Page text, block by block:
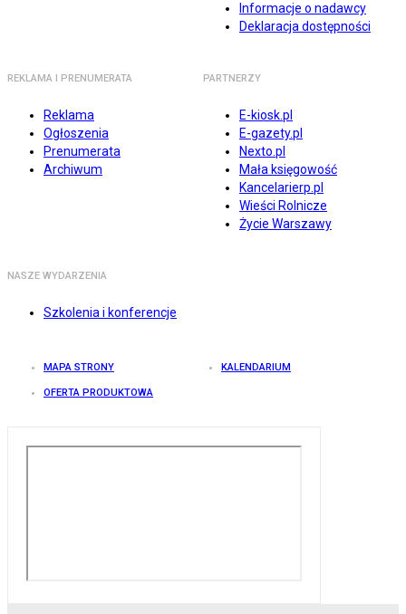
Informacje o nadawcy
Deklaracja dostępności
REKLAMA I PRENUMERATA
Reklama
Ogłoszenia
Prenumerata
Archiwum
PARTNERZY
E-kiosk.pl
E-gazety.pl
Nexto.pl
Mała księgowość
Kancelarierp.pl
Wieści Rolnicze
Życie Warszawy
NASZE WYDARZENIA
Szkolenia i konferencje
MAPA STRONY KALENDARIUM
OFERTA PRODUKTOWA